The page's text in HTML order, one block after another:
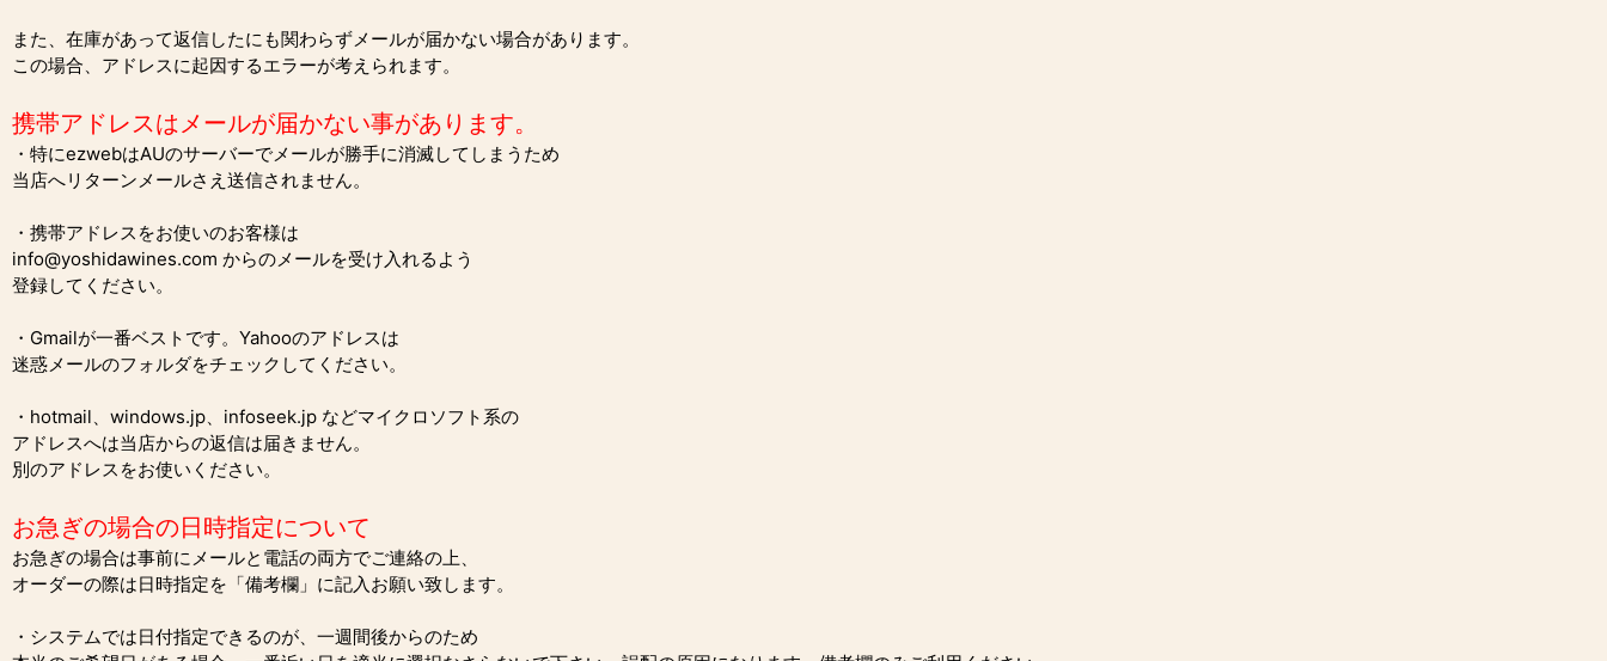
また、在庫があって返信したにも関わらずメールが届かない場合があります。
この場合、アドレスに起因するエラーが考えられます。
携帯アドレスはメールが届かない事があります。
・特にezwebはAUのサーバーでメールが勝手に消滅してしまうため
当店へリターンメールさえ送信されません。
・携帯アドレスをお使いのお客様は
info@yoshidawines.com からのメールを受け入れるよう
登録してください。
・Gmailが一番ベストです。Yahooのアドレスは
迷惑メールのフォルダをチェックしてください。
・hotmail、windows.jp、infoseek.jp などマイクロソフト系の
アドレスへは当店からの返信は届きません。
別のアドレスをお使いください。
お急ぎの場合の日時指定について
お急ぎの場合は事前にメールと電話の両方でご連絡の上、
オーダーの際は日時指定を「備考欄」に記入お願い致します。
・システムでは日付指定できるのが、一週間後からのため